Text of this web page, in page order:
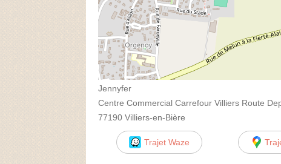
Jennyfer
Centre Commercial Carrefour Villiers Route
77190 Villiers-en-Bière
Trajet Waze